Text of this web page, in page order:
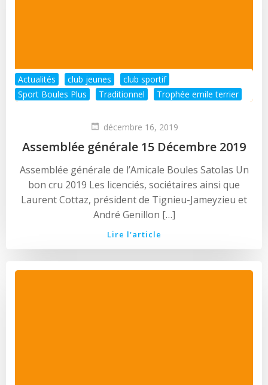
Actualités club jeunes
club sportif
Sport Boules Plus
Traditionnel Trophée emile terrier
décembre 16, 2019
Assemblée générale 15 Décembre 2019
Assemblée générale de l’Amicale Boules Satolas Un
bon cru 2019 Les licenciés, sociétaires ainsi que
Laurent Cottaz, président de Tignieu-Jameyzieu et
André Genillon […]
Lire l'article